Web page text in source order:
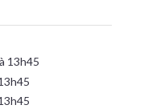
13h45